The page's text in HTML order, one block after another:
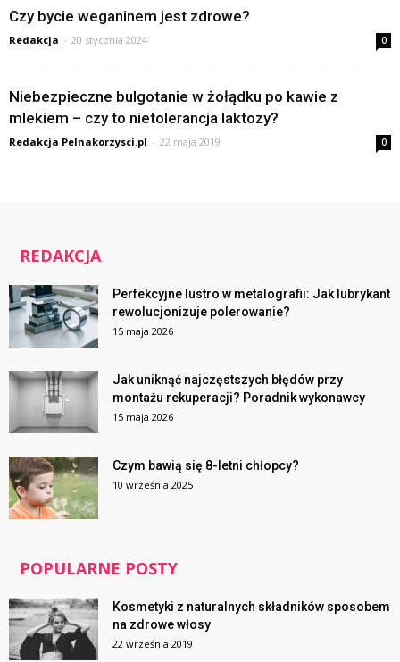
Czy bycie weganinem jest zdrowe?
Redakcja - 20 stycznia 2024 0
Niebezpieczne bulgotanie w żołądku po kawie z
mlekiem – czy to nietolerancja laktozy?
Redakcja Pelnakorzysci.pl - 22 maja 2019 0
REDAKCJA
Perfekcyjne lustro w metalografii: Jak lubrykant
rewolucjonizuje polerowanie?
15 maja 2026
Jak uniknąć najczęstszych błędów przy
montażu rekuperacji? Poradnik wykonawcy
15 maja 2026
Czym bawią się 8-letni chłopcy?
10 września 2025
POPULARNE POSTY
Kosmetyki z naturalnych składników sposobem
na zdrowe włosy
22 września 2019